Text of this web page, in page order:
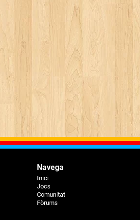
Navega
Inici
Jocs
Comunitat
Fòrums